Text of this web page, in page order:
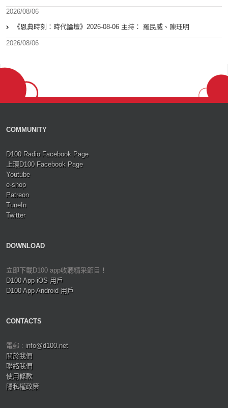
2026/08/06
《恩典時刻：時代論壇》2026-08-06 主持： 羅民威、陳珏明
2026/08/06
COMMUNITY
D100 Radio Facebook Page
上環D100 Facebook Page
Youtube
e-shop
Patreon
TuneIn
Twitter
DOWNLOAD
立即下載D100 app收聽精采節目！
D100 App iOS 用戶
D100 App Android 用戶
CONTACTS
電郵 : info@d100.net
關於我們
聯絡我們
使用條款
隱私權政策